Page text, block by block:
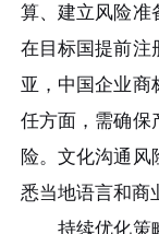
算、建立风险准
在目标国提前注
亚，中国企业商
任方面，需确保
险。文化沟通风
悉当地语言和商
持续优化策略